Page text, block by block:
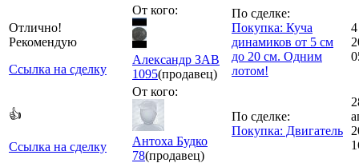
Отлично!
Рекомендую
Ссылка на сделку
От кого:
Александр ЗАВ
1095(продавец)
По сделке:
Покупка: Куча
динамиков от 5 см
до 20 см. Одним
лотом!
👍
Ссылка на сделку
От кого:
Антоха Будко
78(продавец)
По сделке:
Покупка: Двигатель